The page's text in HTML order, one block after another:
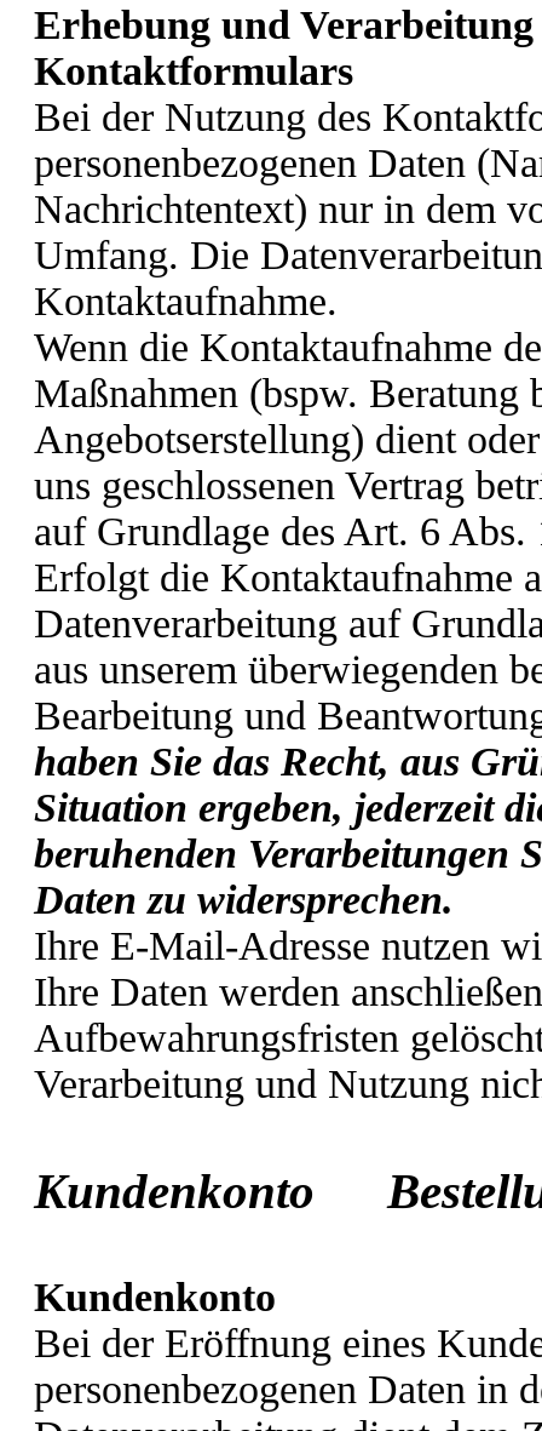
Erhebung und Verarbeitung
Kontaktformulars
Bei der Nutzung des
personenbezogenen Daten
Nachrichtentext) nur in dem
Umfang. Die
Kontaktaufnahme.
Wenn die Kontaktaufnahme
Maßnahmen (bspw. Beratung
Angebotserstellung) dient
uns geschlossenen Vertrag
auf Grundlage des Art. 6
Erfolgt die Kontaktaufnahme
Datenverarbeitung auf
aus unserem überwiegenden
Bearbeitung und
haben Sie das Recht, aus
Situation ergeben, jederzeit
beruhenden Verarbeitungen
Daten zu widersprechen.
Ihre E-Mail-Adresse nutzen
Ihre Daten werden
Aufbewahrungsfristen
Verarbeitung und Nutzung
Kundenkonto
Kundenkonto
Bei der Eröffnung eines
personenbezogenen Daten in